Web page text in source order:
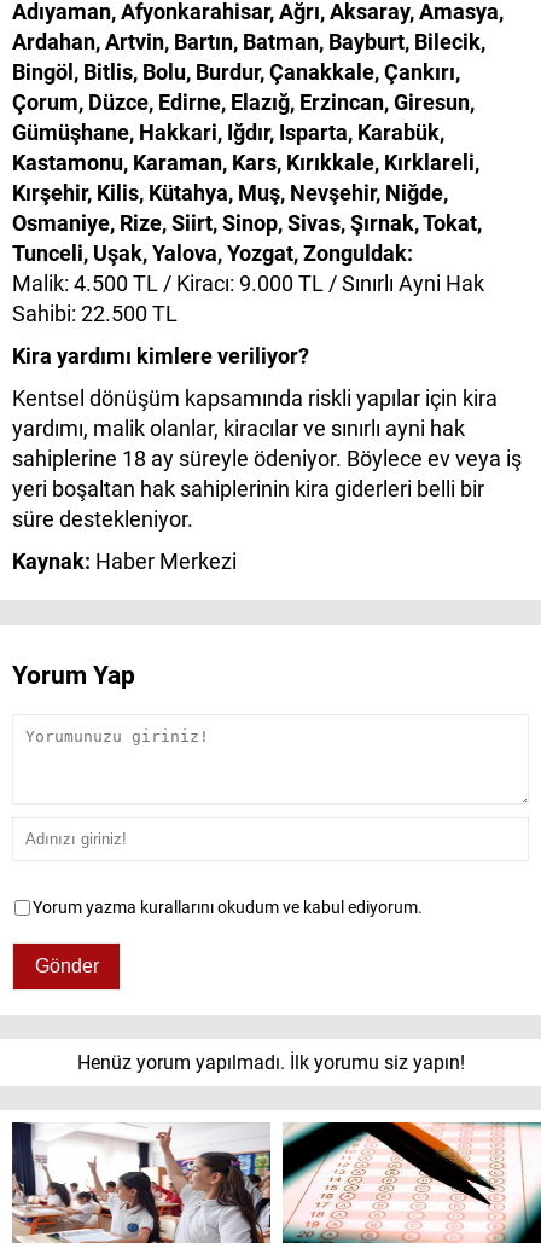
Adıyaman, Afyonkarahisar, Ağrı, Aksaray, Amasya,
Ardahan, Artvin, Bartın, Batman, Bayburt, Bilecik,
Bingöl, Bitlis, Bolu, Burdur, Çanakkale, Çankırı,
Çorum, Düzce, Edirne, Elazığ, Erzincan, Giresun,
Gümüşhane, Hakkari, Iğdır, Isparta, Karabük,
Kastamonu, Karaman, Kars, Kırıkkale, Kırklareli,
Kırşehir, Kilis, Kütahya, Muş, Nevşehir, Niğde,
Osmaniye, Rize, Siirt, Sinop, Sivas, Şırnak, Tokat,
Tunceli, Uşak, Yalova, Yozgat, Zonguldak:
Malik: 4.500 TL / Kiracı: 9.000 TL / Sınırlı Ayni Hak
Sahibi: 22.500 TL
Kira yardımı kimlere veriliyor?
Kentsel dönüşüm kapsamında riskli yapılar için kira
yardımı, malik olanlar, kiracılar ve sınırlı ayni hak
sahiplerine 18 ay süreyle ödeniyor. Böylece ev veya iş
yeri boşaltan hak sahiplerinin kira giderleri belli bir
süre destekleniyor.
Kaynak: Haber Merkezi
Yorum Yap
Yorum yazma kurallarını okudum ve kabul ediyorum.
Henüz yorum yapılmadı. İlk yorumu siz yapın!